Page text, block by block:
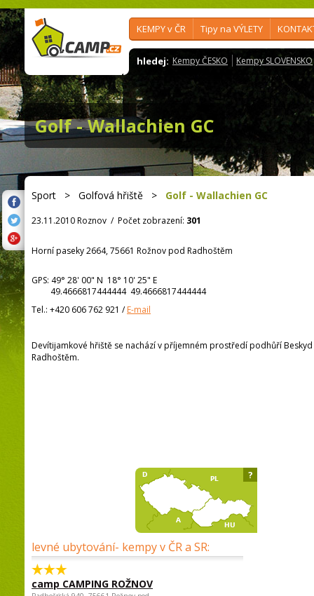
KEMPY v ČR Tipy na VÝLETY
hledej: Kempy ČESKO Kempy SLOVENSKO
Golf - Wallachien GC
Sport > Golfová hřiště > Golf - Wallachien GC
23.11.2010 Roznov / Počet zobrazení: 301
Horní paseky 2664, 75661 Rožnov pod Radhoštěm
GPS: 49° 28' 00" N 18° 10' 25" E
49.4666817444444 49.4666817444444
Tel.: +420 606 762 921 /E-mail
Devítijamkové hřiště se nachází v příjemném prostředí podhůří
Radhoštěm.
levné ubytování- kempy v ČR a SR:
camp CAMPING ROŽNOV
?